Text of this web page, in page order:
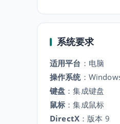
系统要求
适用平台 ： 电脑
操作系统：
键盘 ：集成键盘
鼠标 ：集成鼠标
DirectX ： 版本 9